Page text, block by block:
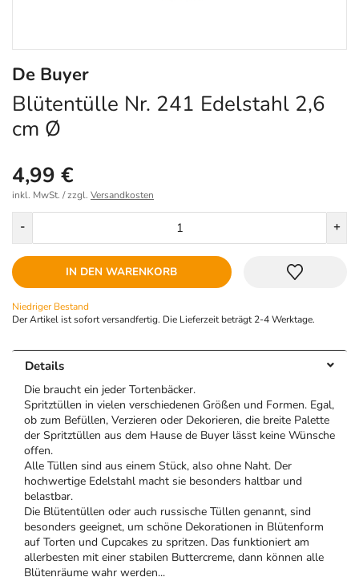
De Buyer
Blütentülle Nr. 241 Edelstahl 2,6
cm Ø
4,99 €
inkl. MwSt. / zzgl. Versandkosten
- +
IN DEN WARENKORB
Niedriger Bestand
Der Artikel ist sofort versandfertig. Die Lieferzeit beträgt 2-4 Werktage.
Details
Die braucht ein jeder Tortenbäcker.
Spritztüllen in vielen verschiedenen Größen und Formen. Egal,
ob zum Befüllen, Verzieren oder Dekorieren, die breite Palette
der Spritztüllen aus dem Hause de Buyer lässt keine Wünsche
offen.
Alle Tüllen sind aus einem Stück, also ohne Naht. Der
hochwertige Edelstahl macht sie besonders haltbar und
belastbar.
Die Blütentüllen oder auch russische Tüllen genannt, sind
besonders geeignet, um schöne Dekorationen in Blütenform
auf Torten und Cupcakes zu spritzen. Das funktioniert am
allerbesten mit einer stabilen Buttercreme, dann können alle
Blütenräume wahr werden...